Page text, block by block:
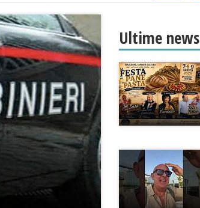
Ultime news